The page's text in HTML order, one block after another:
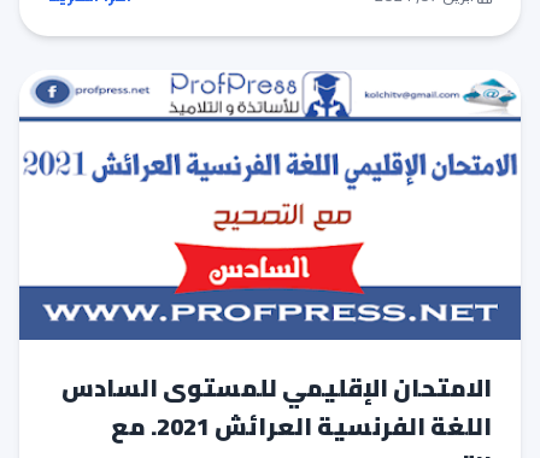
الامتحان الإقليمي للمستوى السادس
اللغة الفرنسية العرائش 2021. مع